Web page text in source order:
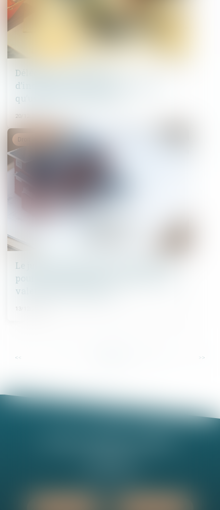
Délégation : le principe
d’inopposabilité des exceptions n’a
qu’une valeur supplétive
20/12/2023
Le juge peut appliquer un abattement
pour illicéité des constructions sur la
valeur du bien délaissé
13/12/2023
Droit immobilier
<< >>